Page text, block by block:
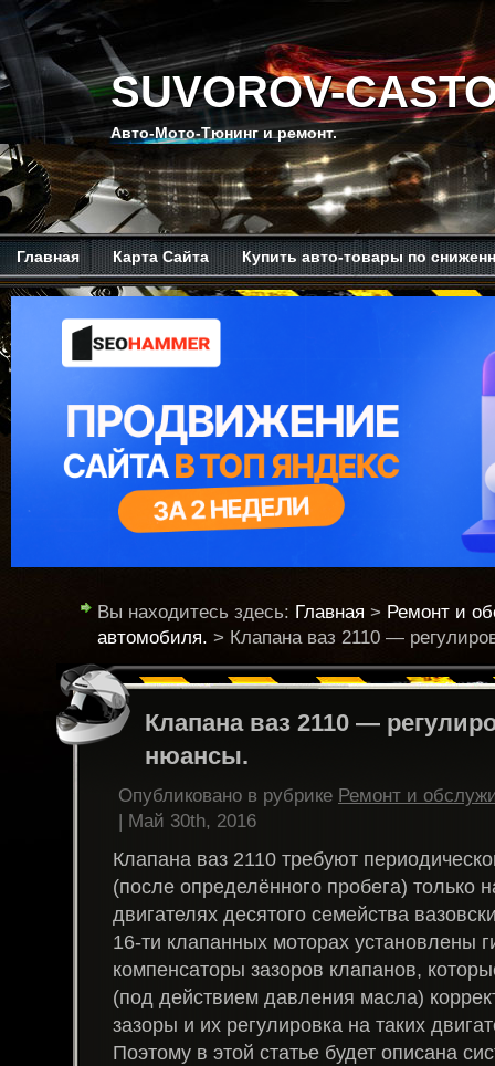
SUVOROV-
Авто-Мото-Тюнинг и ремонт.
Главная Карта Сайта
Купить авто-товары по
Мой канал на Ютубе.
Обо мне. Рекомендую изучить.
Вы находитесь здесь: Главная > Ремонт и
автомобиля. > Клапана ваз 2110 —
Клапана ваз 2110 —
нюансы.
Опубликовано в рубрике Ремонт и
| Май 30th, 2016
Клапана ваз 2110 требуют
(после определённого пробега) только
двигателях десятого семейства
16-ти клапанных моторах установлены
компенсаторы зазоров клапанов,
(под действием давления масла)
зазоры и их регулировка на таких
Поэтому в этой статье будет описана